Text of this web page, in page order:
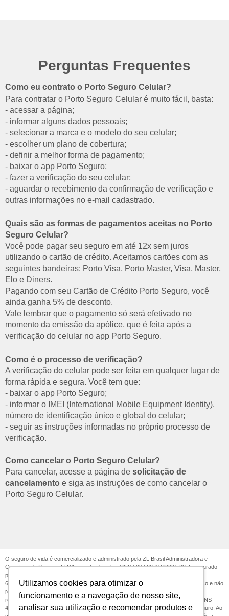
Utilizamos cookies para otimizar o
funcionamento e a navegação de nosso site,
analisar sua utilização e recomendar produtos e
Perguntas Frequentes
Como eu contrato o Porto Seguro Celular?
Para contratar o Porto Seguro Celular é muito fácil, basta:
- acessar a página;
- informar alguns dados pessoais;
- selecionar a marca e o modelo do seu celular;
- escolher um plano de cobertura;
- definir a melhor forma de pagamento;
- baixar o app Porto Seguro;
- fazer a verificação do seu celular;
- aguardar o recebimento da confirmação de verificação e
outras informações no e-mail cadastrado.
Quais são as formas de pagamentos aceitas no Porto
Seguro Celular?
Você pode pagar seu seguro em até 12x sem juros
utilizando o cartão de crédito. Aceitamos cartões com as
seguintes bandeiras: Porto Visa, Porto Master, Visa, Master,
Elo e Diners.
Pagando com seu Cartão de Crédito Porto Seguro, você
ainda ganha 5% de desconto.
Vale lembrar que o pagamento só será efetivado no
momento da emissão da apólice, que é feita após a
verificação do celular no app Porto Seguro.
Como é o processo de verificação?
A verificação do celular pode ser feita em qualquer lugar de
forma rápida e segura. Você tem que:
- baixar o app Porto Seguro;
- informar o IMEI (International Mobile Equipment Identity),
número de identificação único e global do celular;
- seguir as instruções informadas no próprio processo de
verificação.
Como cancelar o Porto Seguro Celular?
Para cancelar, acesse a página de solicitação de
cancelamento e siga as instruções de como cancelar o
Porto Seguro Celular.
O seguro de vida é comercializado e administrado pela ZL Brasil Administradora e
Corretora de Seguros LTDA, registrada sob o CNPJ 28.502.610/0001-02. E segurado
pela
60. Processo SUSEP: 15414.612738/2020-81. O registro do produto é automático e não
representa aprovação ou recomendação por parte da Susep. Em atendimento à
regulamentação vigente, informamos que incidem as alíquotas PIS 0,65%; COFINS
4,00%, sobre formação de preço. Observação: IOF informado na apólice de seguro. Ao